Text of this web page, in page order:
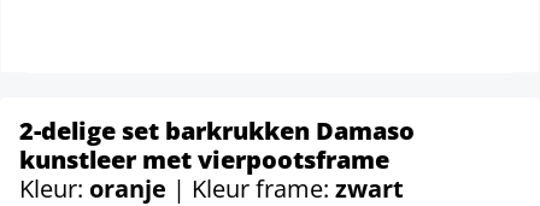
2-delige set barkrukken Damaso
kunstleer met vierpootsframe
Kleur: oranje | Kleur frame: zwart